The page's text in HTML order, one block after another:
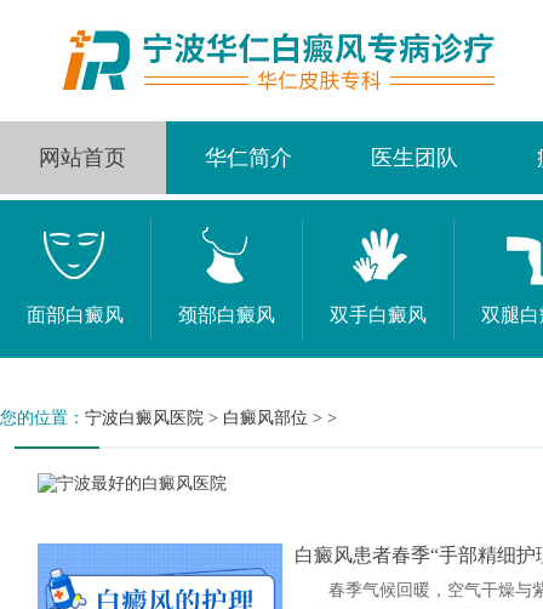
网站首页 华仁简介 医生团队
面部白癜风 颈部白癜风 双手白癜风 双腿
您的位置： 宁波白癜风医院 > 白癜风部位 > >
白癜风患者春季“手部精细护
春季气候回暖，空气干燥与